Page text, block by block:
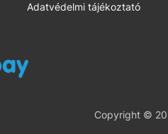
Adatvédelmi tájékoztató
Copyright ©